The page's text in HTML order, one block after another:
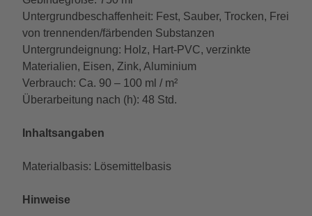
Untergrundbeschaffenheit: Fest, Sauber, Trocken, Frei
von trennenden/färbenden Substanzen
Untergrundeignung: Holz, Hart-PVC, verzinkte
Materialien, Eisen, Zink, Aluminium
Verbrauch: Ca. 90 – 100 ml / m²
Überarbeitung nach (h): 48 Std.
Inhaltsangaben
Materialbasis: Lösemittelbasis
Hinweise